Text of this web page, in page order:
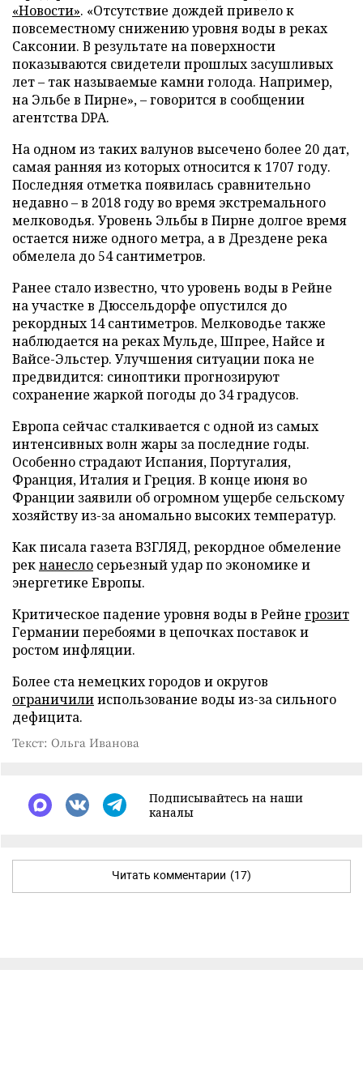
«Новости». «Отсутствие дождей привело к
повсеместному снижению уровня воды в реках
Саксонии. В результате на поверхности
показываются свидетели прошлых засушливых
лет – так называемые камни голода. Например,
на Эльбе в Пирне», – говорится в сообщении
агентства DPA.
На одном из таких валунов высечено более 20 дат,
самая ранняя из которых относится к 1707 году.
Последняя отметка появилась сравнительно
недавно – в 2018 году во время экстремального
мелководья. Уровень Эльбы в Пирне долгое время
остается ниже одного метра, а в Дрездене река
обмелела до 54 сантиметров.
Ранее стало известно, что уровень воды в Рейне
на участке в Дюссельдорфе опустился до
рекордных 14 сантиметров. Мелководье также
наблюдается на реках Мульде, Шпрее, Найсе и
Вайсе-Эльстер. Улучшения ситуации пока не
предвидится: синоптики прогнозируют
сохранение жаркой погоды до 34 градусов.
Европа сейчас сталкивается с одной из самых
интенсивных волн жары за последние годы.
Особенно страдают Испания, Португалия,
Франция, Италия и Греция. В конце июня во
Франции заявили об огромном ущербе сельскому
хозяйству из-за аномально высоких температур.
Как писала газета ВЗГЛЯД, рекордное обмеление
рекнанесло серьезный удар по экономике и
энергетике Европы.
Критическое падение уровня воды в Рейне грозит
Германии перебоями в цепочках поставок и
ростом инфляции.
Более ста немецких городов и округов
ограничилииспользование воды из-за сильного
дефицита.
Текст: Ольга Иванова
Подписывайтесь на наши
каналы
Читать комментарии (17)